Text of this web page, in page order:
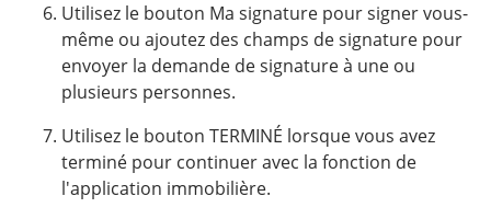
Utilisez le bouton Ma signature pour signer vous-
même ou ajoutez des champs de signature pour
envoyer la demande de signature à une ou
plusieurs personnes.
Utilisez le bouton TERMINÉ lorsque vous avez
terminé pour continuer avec la fonction de
l'application immobilière.